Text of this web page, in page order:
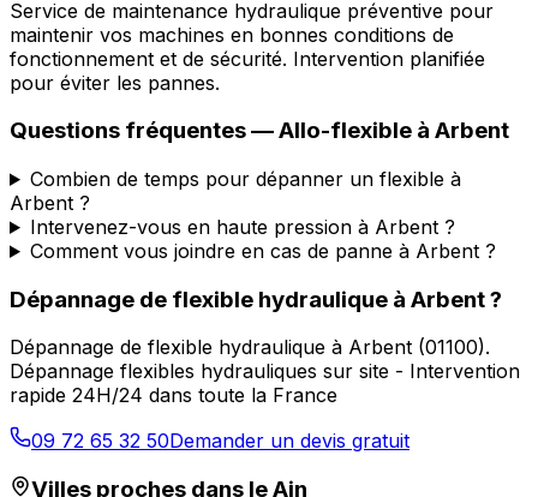
Service de maintenance hydraulique préventive pour
maintenir vos machines en bonnes conditions de
fonctionnement et de sécurité. Intervention planifiée
pour éviter les pannes.
Questions fréquentes —Allo-flexible à Arbent
Combien de temps pour dépanner un flexible à
Arbent ?
Intervenez-vous en haute pression à Arbent ?
Comment vous joindre en cas de panne à Arbent ?
Dépannage de flexible hydraulique à Arbent?
Dépannage de flexible hydraulique à Arbent (01100).
Dépannage flexibles hydrauliques sur site - Intervention
rapide 24H/24 dans toute la France
09 72 65 32 50Demander un devis gratuit
Villes proches dans leAin